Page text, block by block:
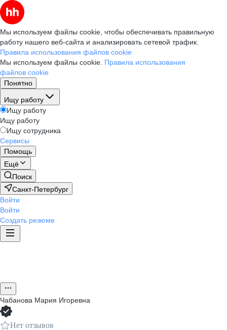
Мы используем файлы cookie, чтобы обеспечивать правильную
работу нашего веб-сайта и анализировать сетевой трафик.
Правила использования файлов cookie
Мы используем файлы cookie. Правила использования
файлов cookie
Понятно
Ищу работу
Ищу работу
Ищу работу
Ищу сотрудника
Сервисы
Помощь
Ещё
Поиск
Санкт-Петербург
Войти
Войти
Создать резюме
Чабанова Мария Игоревна
Нет отзывов